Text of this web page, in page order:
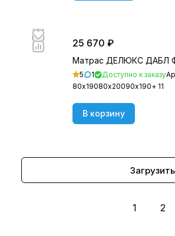
25 670 ₽
Матрас ДЕЛЮКС ДАБЛ
5 1 Доступно к заказу
80х19080х20090х190+ 11
В корзину
1 2